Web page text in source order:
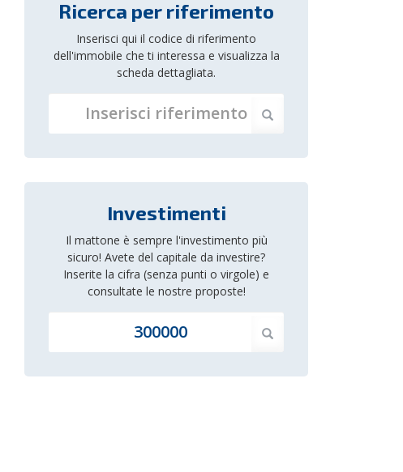
Ricerca per riferimento
Inserisci qui il codice di riferimento
dell'immobile che ti interessa e visualizza la
scheda dettagliata.
Investimenti
Il mattone è sempre l'investimento più
sicuro! Avete del capitale da investire?
Inserite la cifra (senza punti o virgole) e
consultate le nostre proposte!